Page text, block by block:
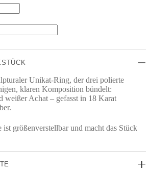
Unikat-Ring, der drei polierte
klaren Komposition bündelt:
weißer Achat – gefasst in 18 Karat
größenverstellbar und macht das Stück